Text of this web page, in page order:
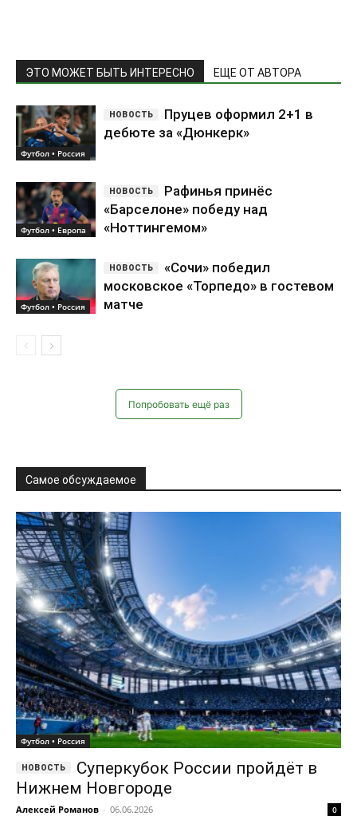
ЭТО МОЖЕТ БЫТЬ ИНТЕРЕСНО ЕЩЕ ОТ АВТОРА
Футбол • Россия
Пруцев оформил 2+1 в
дебюте за «Дюнкерк»
Футбол • Европа
Рафинья принёс
«Барселоне» победу над
«Ноттингемом»
Футбол • Россия
«Сочи» победил
московское «Торпедо» в гостевом
матче
Попробовать ещё раз
Самое обсуждаемое
Футбол • Россия
Суперкубок России пройдёт в
Нижнем Новгороде
Алексей Романов - 06.06.2026 0